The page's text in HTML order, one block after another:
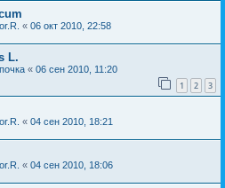
« 06 окт 2010, 22:58
L.
« 06 сен 2010, 11:20
1 2 3
« 04 сен 2010, 18:21
« 04 сен 2010, 18:06